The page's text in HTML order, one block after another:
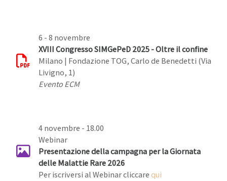
6 - 8 novembre
XVIII Congresso SIMGePeD 2025 - Oltre il confine
Milano | Fondazione TOG, Carlo de Benedetti (Via
Livigno, 1)
Evento ECM
4 novembre - 18.00
Webinar
Presentazione della campagna per la Giornata
delle Malattie Rare 2026
Per iscriversi al Webinar cliccarequi